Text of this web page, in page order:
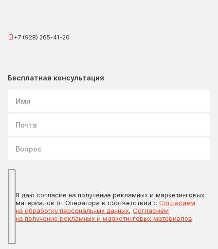
+7 (928) 265-41-20
Бесплатная консультация
Я даю согласие на получение рекламных и маркетинговых
материалов от Оператора в соответствии с Согласием
на обработку персональных данных, Согласием
на получение рекламных и маркетинговых материалов.